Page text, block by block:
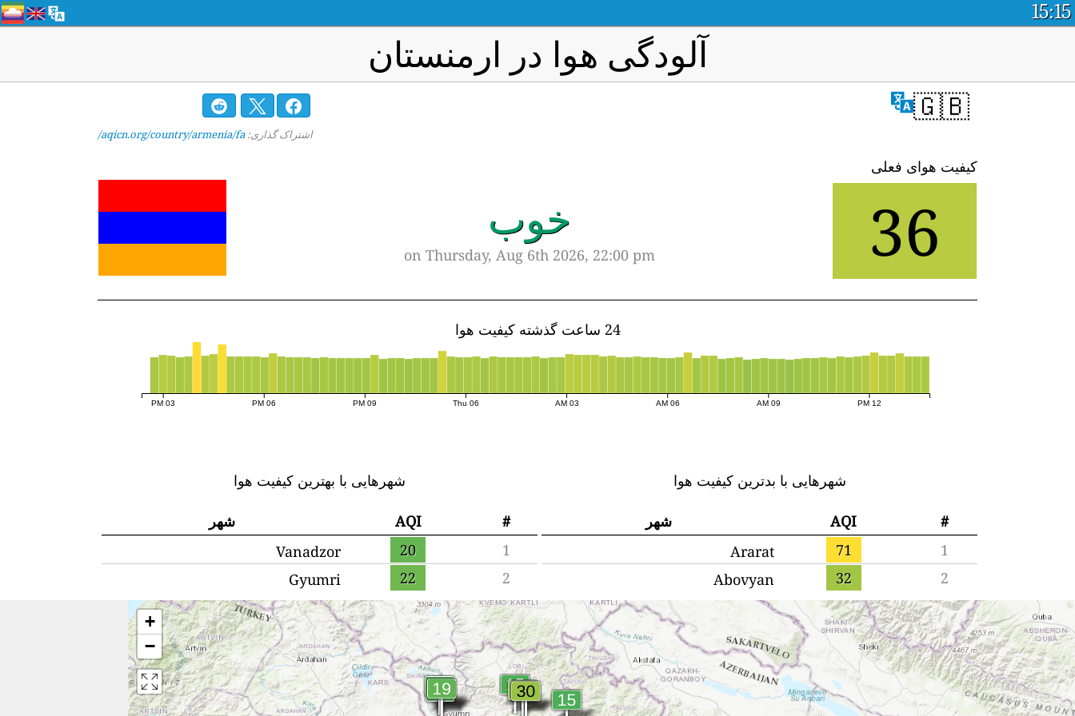
15:15
آلودگی هوا در ارمنستان
🇬🇧
اشتراک گذاری:aqicn.org/country/armenia/fa/
کیفیت هوای فعلی
36 خوب
on Thursday, Aug 6th 2026, 22:00 pm
24 ساعت گذشته کیفیت هوا
03 PM 06 PM 09 PM Thu 06 03 AM 06 AM 09 AM 12 PM
شهرهایی با بدترین کیفیت هوا
#
AQI
شهر
1
71
Ararat
2
32
Abovyan
شهرهایی با بهترین کیفیت هوا
#
AQI
شهر
1
20
Vanadzor
2
22
Gyumri
+
−